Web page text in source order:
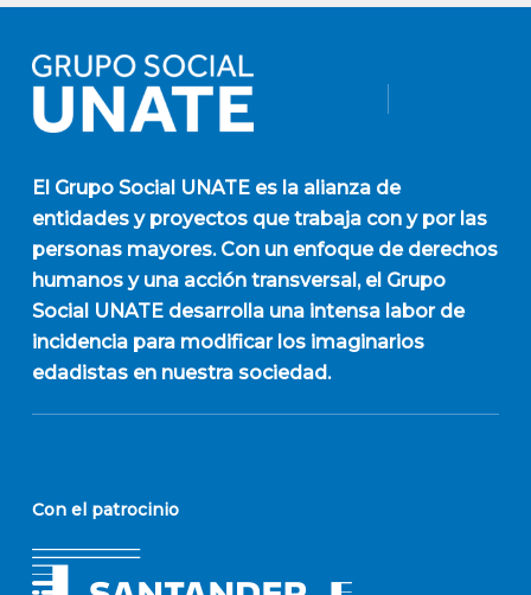
El Grupo Social UNATEes la alianza de
entidades y proyectos que trabaja con y por las
personas mayores. Con un enfoque de derechos
humanos y una acción transversal, el Grupo
Social UNATE desarrolla una intensa labor de
incidencia para modificar los imaginarios
edadistas en nuestra sociedad.
Con el patrocinio